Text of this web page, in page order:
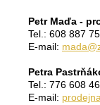
Petr Maďa -
Tel.: 608 887
E-mail:
Petra
Tel.: 776 608
E-mail: